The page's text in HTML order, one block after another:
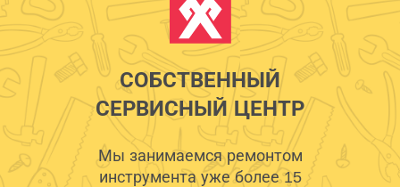
СОБСТВЕННЫЙ
СЕРВИСНЫЙ ЦЕНТР
Мы занимаемся ремонтом
инструмента уже более 15